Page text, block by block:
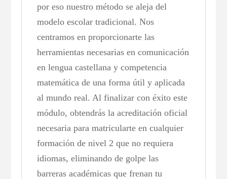
por eso nuestro método se aleja del
modelo escolar tradicional. Nos
centramos en proporcionarte las
herramientas necesarias en comunicación
en lengua castellana y competencia
matemática de una forma útil y aplicada
al mundo real. Al finalizar con éxito este
módulo, obtendrás la acreditación oficial
necesaria para matricularte en cualquier
formación de nivel 2 que no requiera
idiomas, eliminando de golpe las
barreras académicas que frenan tu